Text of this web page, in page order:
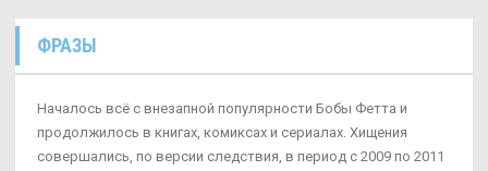
ФРАЗЫ
Началось всё с внезапной популярности Бобы Фетта и
продолжилось в книгах, комиксах и сериалах. Хищения
совершались, по версии следствия, в период с 2009 по 2011